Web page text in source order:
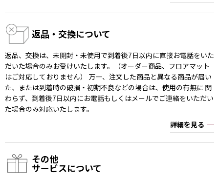
返品・交換について
返品、交換は、未開封・未使用で到着後7日以内に直接お電話をいた
だいた場合のみお受けいたします。（オーダー商品、フロアマット
はご対応しておりません） 万一、注文した商品と異なる商品が届い
た、または到着時の破損・初期不良などの場合は、使用の有無に 関
わらず、到着後7日以内にお電話もしくはメールでご連絡をいただい
た場合のみ対応いたします。
詳細を見る
その他
サービスについて